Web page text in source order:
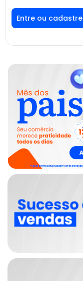
Faça seu login ou
cadastre-se para
ver preços e